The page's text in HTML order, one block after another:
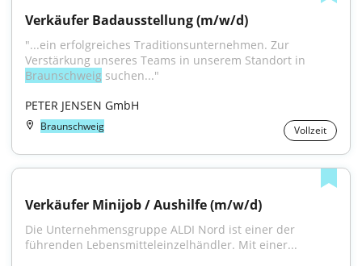
Verkäufer Badausstellung (m/w/d)
"...ein erfolgreiches Traditionsunternehmen. Zur
Braunschweig suchen..."
PETER JENSEN GmbH
Braunschweig Vollzeit
Verkäufer Minijob / Aushilfe (m/w/d)
Die Unternehmensgruppe ALDI Nord ist einer der
führenden Lebensmitteleinzelhändler. Mit einer...